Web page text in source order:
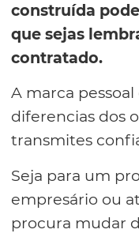
construída
que sejas
contratado.
A marca
diferencias dos
transmites
Seja para um
empresário ou
procura mudar